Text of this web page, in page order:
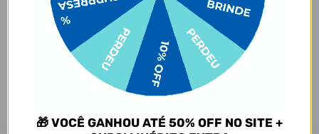
Antes de garantir seu acessório, dá uma conferida no modelo do
seu celular! Os modelos 5G geralmente têm telas maiores que as
outras versões, então certifique-se de que o seu escolhido vai
encaixar direitinho. Fique de olho e escolha certinho para tudo
combinar com seu smartphone! 😎📱
*Imagens meramente ilustrativas, o produto final pode sofrer uma
🎁 VOCÊ GANHOU ATÉ 50% OFF NO SITE +